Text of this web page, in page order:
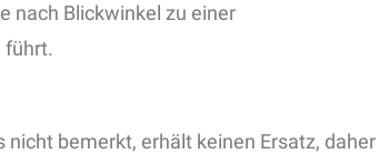
nach Blickwinkel zu einer
führt.
bemerkt, erhält keinen Ersatz, daher